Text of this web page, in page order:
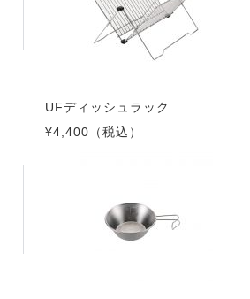
UFディッシュラック
¥4,400 （税込）